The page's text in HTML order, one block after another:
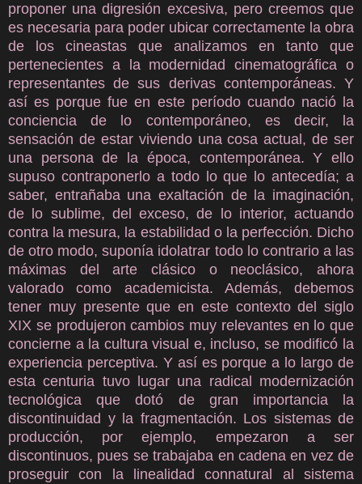
proponer una digresión excesiva, pero creemos que
es necesaria para poder ubicar correctamente la obra
de los cineastas que analizamos en tanto que
pertenecientes a la modernidad cinematográfica o
representantes de sus derivas contemporáneas. Y
así es porque fue en este período cuando nació la
conciencia de lo contemporáneo, es decir, la
sensación de estar viviendo una cosa actual, de ser
una persona de la época, contemporánea. Y ello
supuso contraponerlo a todo lo que lo antecedía; a
saber, entrañaba una exaltación de la imaginación,
de lo sublime, del exceso, de lo interior, actuando
contra la mesura, la estabilidad o la perfección. Dicho
de otro modo, suponía idolatrar todo lo contrario a las
máximas del arte clásico o neoclásico, ahora
valorado como academicista. Además, debemos
tener muy presente que en este contexto del siglo
XIX se produjeron cambios muy relevantes en lo que
concierne a la cultura visual e, incluso, se modificó la
experiencia perceptiva. Y así es porque a lo largo de
esta centuria tuvo lugar una radical modernización
tecnológica que dotó de gran importancia la
discontinuidad y la fragmentación. Los sistemas de
producción, por ejemplo, empezaron a ser
discontinuos, pues se trabajaba en cadena en vez de
proseguir con la linealidad connatural al sistema